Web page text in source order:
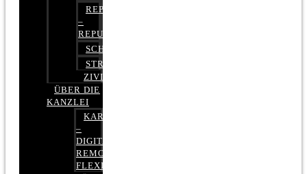
REPUTATIONSRECHT
–
REPUTATIONSMANAGEMENT
SCHUFARECHT
STRAFRECHT
ZIVILRECHT
ÜBER DIE
KANZLEI
KARRIERE
–
DIGITAL,
REMOTE,
FLEXIBEL